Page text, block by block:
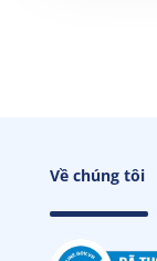
Về chúng tôi